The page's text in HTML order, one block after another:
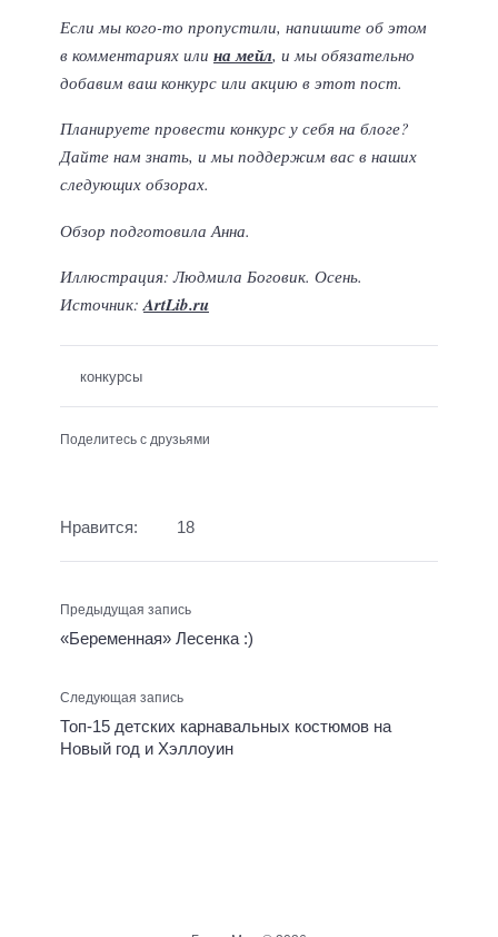
Если мы кого-то пропустили, напишите об этом
в комментариях или на мейл, и мы обязательно
добавим ваш конкурс или акцию в этот пост.
Планируете провести конкурс у себя на блоге?
Дайте нам знать, и мы поддержим вас в наших
следующих обзорах.
Обзор подготовила Анна.
Иллюстрация: Людмила Боговик. Осень.
Источник:ArtLib.ru
конкурсы
Поделитесь с друзьями
Нравится: 18
Предыдущая запись
«Беременная» Лесенка :)
Следующая запись
Топ-15 детских карнавальных костюмов на
Новый год и Хэллоуин